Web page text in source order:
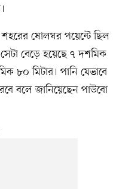
ষোলঘর পয়েন্টে ছিল
বেড়ে হয়েছে ৭ দশমিক
৮০ মিটার। পানি যেভাবে
বলে জানিয়েছেন পাউবো